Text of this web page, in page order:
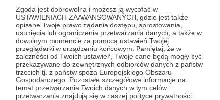
Zgoda jest dobrowolna i możesz ją wycofać w
USTAWIENIACH ZAAWANSOWANYCH, gdzie jest także
opisane Twoje prawo żądania dostępu, sprostowania,
usunięcia lub ograniczenia przetwarzania danych, a także w
dowolnym momencie za pomocą ustawień Twojej
przeglądarki w urządzeniu końcowym. Pamiętaj, że w
zależności od Twoich ustawień, Twoje dane będą mogły być
przekazywane do zewnętrznych odbiorców danych z państw
trzecich tj. z państw spoza Europejskiego Obszaru
Gospodarczego. Pozostałe szczegółowe informacje na
temat przetwarzania Twoich danych w tym celów
przetwarzania znajdują się w naszej polityce prywatności.
Ponad 200 000 kilometrów rocznie –
samochodem i samolotem. Europa, Azja, Ameryka.
Hotele premium, międzynarodowe wydarzenia,
kulisy telewizji i dostęp do świata od środka. Nie
jesteśmy zwykłą rodziną podróżników –
produkujemy, nagrywamy i żyjemy globalnie. To
opowieść o życiu w ruchu, w klasie premium. The
Only One – bo nie ma drugiej takiej rodziny.